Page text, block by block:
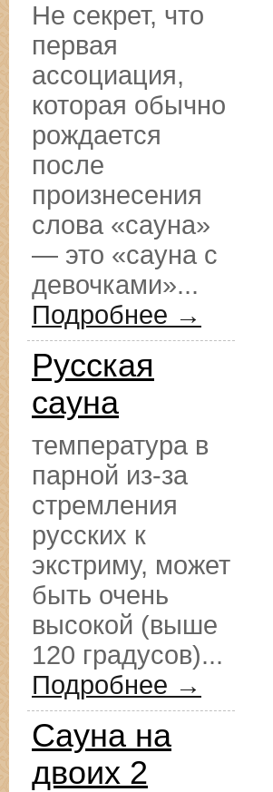
Не секрет, что
первая
ассоциация,
которая обычно
рождается
после
произнесения
слова «сауна»
— это «сауна с
девочками»...
Подробнее →
Русская
сауна
температура в
парной из-за
стремления
русских к
экстриму, может
быть очень
высокой (выше
120 градусов)...
Подробнее →
Сауна на
двоих 2